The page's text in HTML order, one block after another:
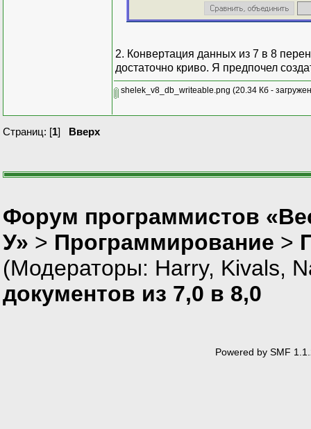
2. Конвертация данных из 7 в 8
достаточно криво. Я предпочел
shelek_v8_db_writeable.png (20.34 Кб -
Страниц: [1] Вверх
Форум программистов
У» > Программирование >
(Модераторы: Harry, Kivals,
документов из 7,0 в 8,0
Powered by SMF